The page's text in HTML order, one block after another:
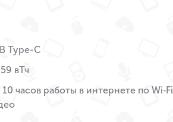
Type-C
вТч
часов работы в интернете по